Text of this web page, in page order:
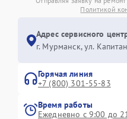
Политикой
Адрес сервисного
г. Мурманск, ул.
Горячая линия
+7 (800) 301-55-83
Время работы
Ежедневно с 9:00 до